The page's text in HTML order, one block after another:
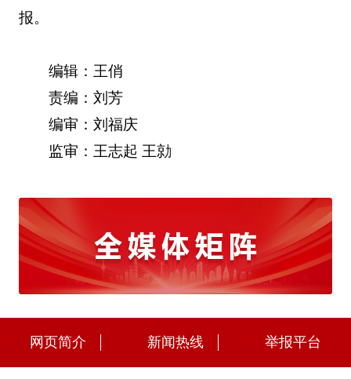
报。
编辑：王俏
责编：刘芳
编审：刘福庆
监审：王志起 王勍
网页简介 新闻热线 举报平台